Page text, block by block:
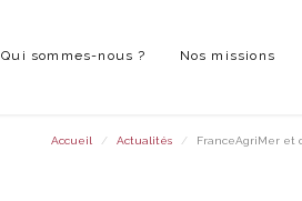
Qui sommes-nous ? Nos missions
Accueil Actualités FranceAgriMer et